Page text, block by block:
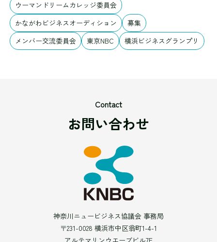
ウーマンドリームカレッジ委員会
かながわビジネスオーディション
募集
メンバー交流委員会
東京NBC 横浜ビジネスグランプリ
Contact
お問い合わせ
神奈川ニュービジネス協議会 事務局
〒231-0028 横浜市中区翁町1-4-1